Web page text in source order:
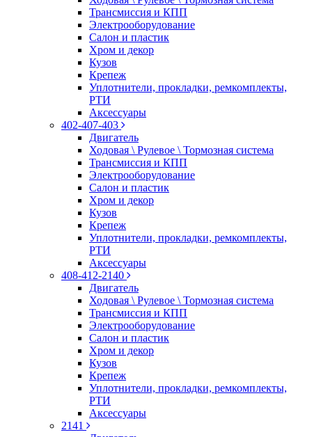
Трансмиссия и КПП
Электрооборудование
Салон и пластик
Хром и декор
Кузов
Крепеж
Уплотнители, прокладки, ремкомплекты,
РТИ
Аксессуары
402-407-403
Двигатель
Ходовая \ Рулевое \ Тормозная система
Трансмиссия и КПП
Электрооборудование
Салон и пластик
Хром и декор
Кузов
Крепеж
Уплотнители, прокладки, ремкомплекты,
РТИ
Аксессуары
408-412-2140
Двигатель
Ходовая \ Рулевое \ Тормозная система
Трансмиссия и КПП
Электрооборудование
Салон и пластик
Хром и декор
Кузов
Крепеж
Уплотнители, прокладки, ремкомплекты,
РТИ
Аксессуары
2141